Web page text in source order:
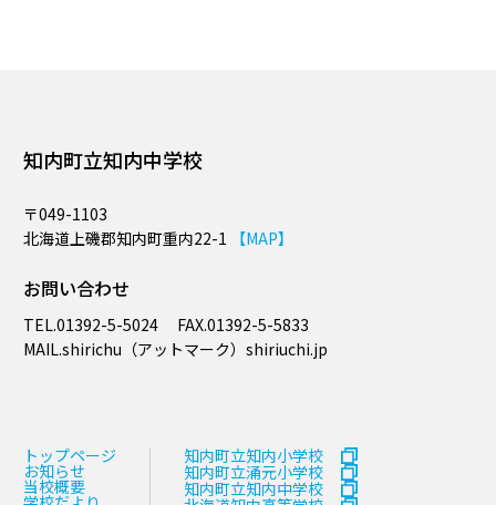
知内町立知内中学校
〒049-1103
北海道上磯郡知内町重内22-1
【MAP】
お問い合わせ
TEL.01392-5-5024 FAX.01392-5-5833
MAIL.​shirichu（アットマーク）shiriuchi.jp
トップページ
お知らせ
当校概要
知内町立知内小学校
知内町立涌元小学校
知内町立知内中学校